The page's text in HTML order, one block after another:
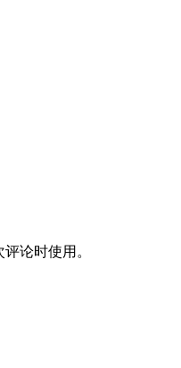
论时使用。